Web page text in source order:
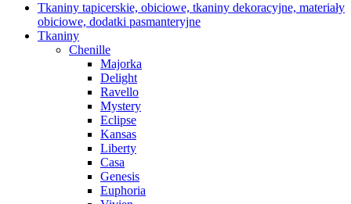
Tkaniny tapicerskie, obiciowe, tkaniny dekoracyjne, materiały
obiciowe, dodatki pasmanteryjne
Tkaniny
Chenille
Majorka
Delight
Ravello
Mystery
Eclipse
Kansas
Liberty
Casa
Genesis
Euphoria